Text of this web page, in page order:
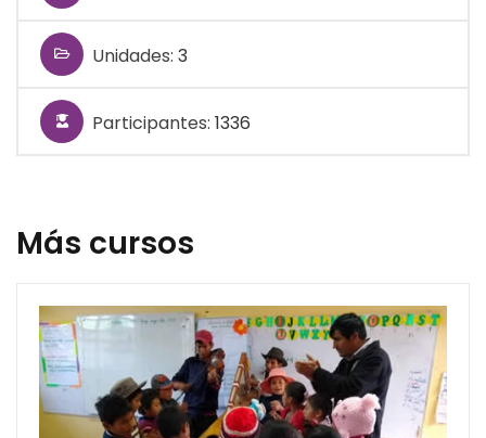
Unidades: 3
Participantes: 1336
Más cursos